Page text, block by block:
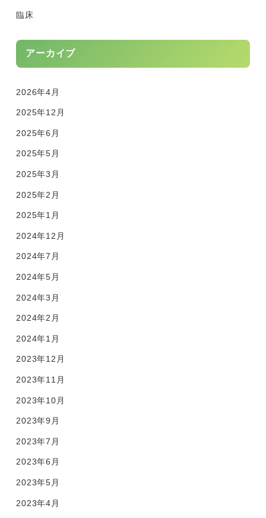
臨床
アーカイブ
2026年4月
2025年12月
2025年6月
2025年5月
2025年3月
2025年2月
2025年1月
2024年12月
2024年7月
2024年5月
2024年3月
2024年2月
2024年1月
2023年12月
2023年11月
2023年10月
2023年9月
2023年7月
2023年6月
2023年5月
2023年4月